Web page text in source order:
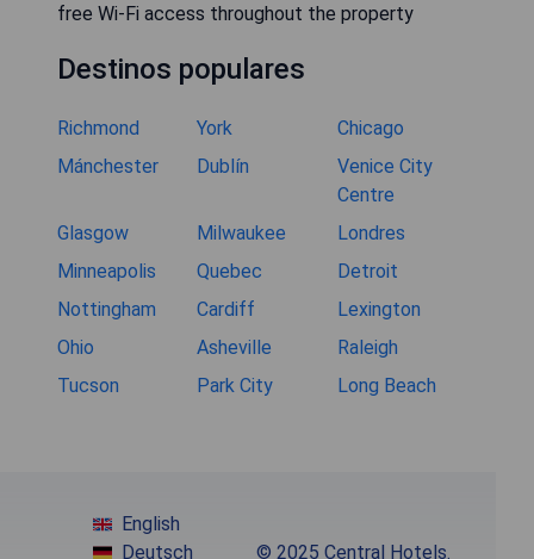
free Wi-Fi access throughout the property
Destinos populares
Richmond York
Chicago
Mánchester
Dublín
Venice City
Centre
Glasgow
Milwaukee
Londres
Minneapolis
Quebec
Detroit
Nottingham
Cardiff
Lexington
Ohio
Asheville
Raleigh
Tucson
Park City Long Beach
English
Deutsch
© 2025 Central Hotels.